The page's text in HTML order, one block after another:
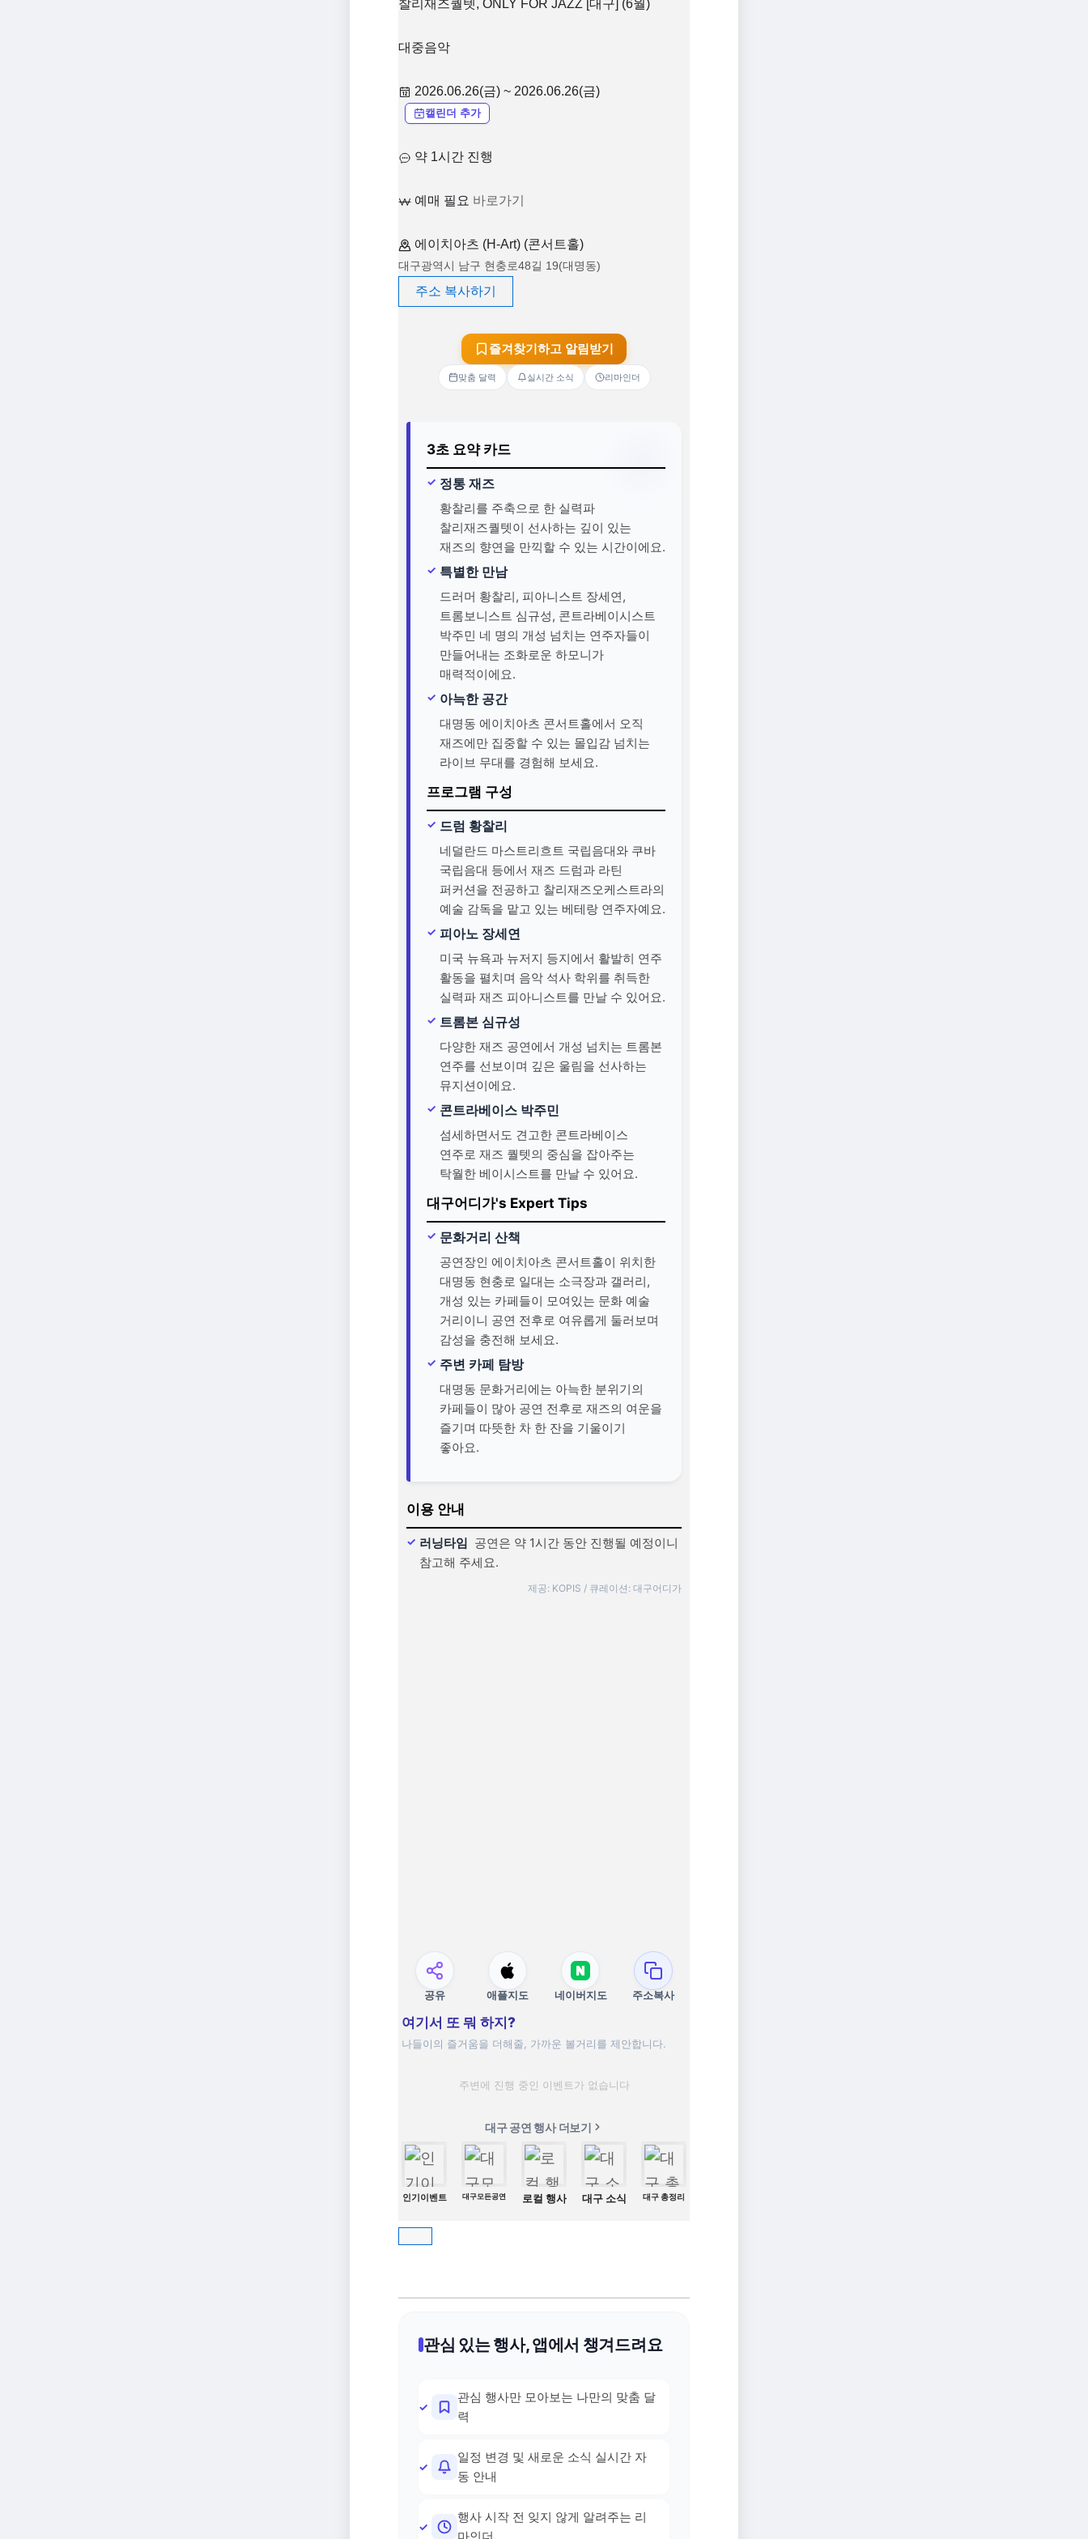
찰리재즈퀄텟, ONLY FOR JAZZ [대구] (6월)
대중음악
2026.06.26(금) ~ 2026.06.26(금)
캘린더 추가
약 1시간 진행
예매 필요 바로가기
에이치아츠 (H-Art) (콘서트홀)
대구광역시 남구 현충로48길 19(대명동)
주소 복사하기
즐겨찾기하고 알림받기
맞춤 달력 실시간 소식 리마인더
3초 요약 카드
정통 재즈
황찰리를 주축으로 한 실력파
찰리재즈퀄텟이 선사하는 깊이 있는
재즈의 향연을 만끽할 수 있는 시간이에요.
특별한 만남
드러머 황찰리, 피아니스트 장세연,
트롬보니스트 심규성, 콘트라베이시스트
박주민 네 명의 개성 넘치는 연주자들이
만들어내는 조화로운 하모니가
매력적이에요.
아늑한 공간
대명동 에이치아츠 콘서트홀에서 오직
재즈에만 집중할 수 있는 몰입감 넘치는
라이브 무대를 경험해 보세요.
프로그램 구성
드럼 황찰리
네덜란드 마스트리흐트 국립음대와 쿠바
국립음대 등에서 재즈 드럼과 라틴
퍼커션을 전공하고 찰리재즈오케스트라의
예술 감독을 맡고 있는 베테랑 연주자예요.
피아노 장세연
미국 뉴욕과 뉴저지 등지에서 활발히 연주
활동을 펼치며 음악 석사 학위를 취득한
실력파 재즈 피아니스트를 만날 수 있어요.
트롬본 심규성
다양한 재즈 공연에서 개성 넘치는 트롬본
연주를 선보이며 깊은 울림을 선사하는
뮤지션이에요.
콘트라베이스 박주민
섬세하면서도 견고한 콘트라베이스
연주로 재즈 퀄텟의 중심을 잡아주는
탁월한 베이시스트를 만날 수 있어요.
대구어디가's Expert Tips
문화거리 산책
공연장인 에이치아츠 콘서트홀이 위치한
대명동 현충로 일대는 소극장과 갤러리,
개성 있는 카페들이 모여있는 문화 예술
거리이니 공연 전후로 여유롭게 둘러보며
감성을 충전해 보세요.
주변 카페 탐방
대명동 문화거리에는 아늑한 분위기의
카페들이 많아 공연 전후로 재즈의 여운을
즐기며 따뜻한 차 한 잔을 기울이기
좋아요.
이용 안내
러닝타임 공연은 약 1시간 동안 진행될 예정이니
참고해 주세요.
제공: KOPIS / 큐레이션: 대구어디가
공유 애플지도 네이버지도 주소복사
여기서 또 뭐 하지?
나들이의 즐거움을 더해줄, 가까운 볼거리를 제안합니다.
주변에 진행 중인 이벤트가 없습니다
대구 공연 행사 더보기
인기이벤트 대구모든공연 로컬 행사 대구 소식 대구 총정리
관심 있는 행사, 앱에서 챙겨드려요
관심 행사만 모아보는 나만의 맞춤 달
력
일정 변경 및 새로운 소식 실시간 자
동 안내
행사 시작 전 잊지 않게 알려주는 리